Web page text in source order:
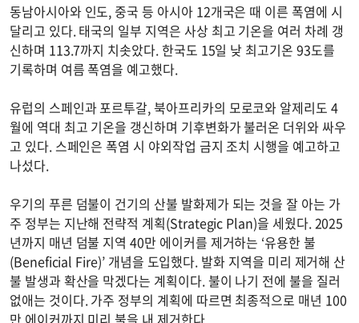
동남아시아와 인도, 중국 등 아시아 12개국은 때 이른 폭염에 시
달리고 있다. 태국의 일부 지역은 사상 최고 기온을 여러 차례 갱
신하며 113.7까지 치솟았다. 한국도 15일 낮 최고기온 93도를
기록하며 여름 폭염을 예고했다.
유럽의 스페인과 포르투갈, 북아프리카의 모로코와 알제리도 4
월에 역대 최고 기온을 갱신하며 기후변화가 불러온 더위와 싸우
고 있다. 스페인은 폭염 시 야외작업 금지 조치 시행을 예고하고
나섰다.
우기의 푸른 덤불이 건기의 산불 발화제가 되는 것을 잘 아는 가
주 정부는 지난해 전략적 계획(Strategic Plan)을 세웠다. 2025
년까지 매년 덤불 지역 40만 에이커를 제거하는 ‘유용한 불
(Beneficial Fire)’ 개념을 도입했다. 발화 지역을 미리 제거해 산
불 발생과 확산을 막겠다는 계획이다. 불이 나기 전에 불을 질러
없애는 것이다. 가주 정부의 계획에 따르면 최종적으로 매년 100
만 에이커까지 미리 불을 내 제거한다.